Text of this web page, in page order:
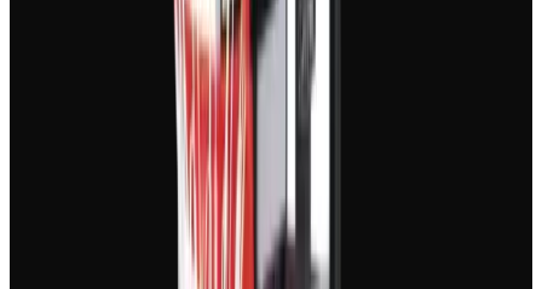
Cet outil est parfait pour créer des vidéos
promotionnelles, des intros dynamiques, des animations
de logo, des vidéos explicatives abstraites, ou du
contenu visuel accrocheur pour TikTok, Instagram
Reels et YouTube Shorts. L'accent est mis sur le
mouvement, les formes, les couleurs et la typographie
plutôt que sur des personnages réalistes.
Puis-je faire de la typographie cinétique (Kinetic Typography)